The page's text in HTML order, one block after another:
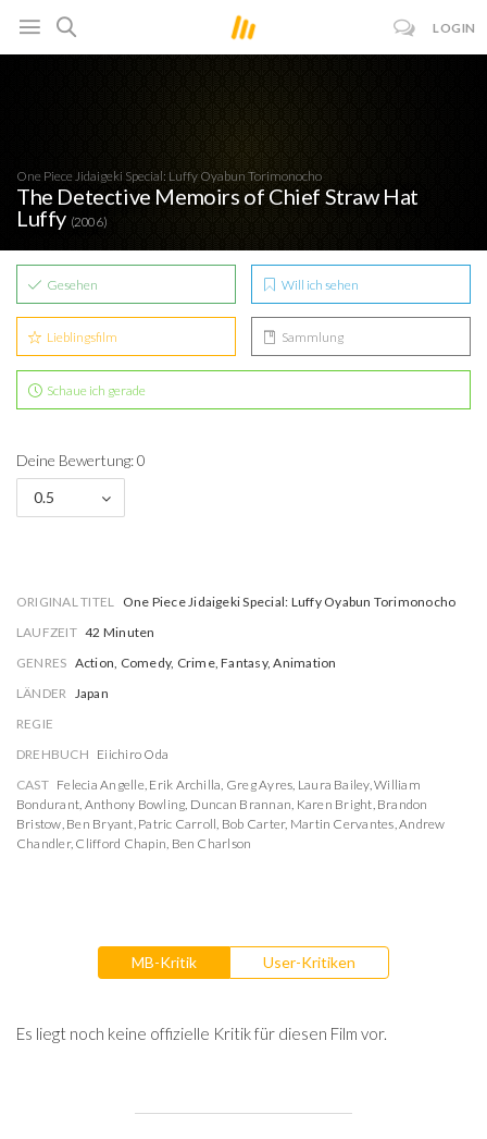
LOGIN
One Piece Jidaigeki Special: Luffy Oyabun Torimonocho
The Detective Memoirs of Chief Straw Hat
Luffy (2006)
Gesehen Will ich sehen
Lieblingsfilm Sammlung
Schaue ich gerade
Deine Bewertung: 0
0.5
ORIGINAL TITEL One Piece Jidaigeki Special: Luffy Oyabun Torimonocho
LAUFZEIT 42 Minuten
GENRES Action, Comedy, Crime, Fantasy, Animation
LÄNDER Japan
REGIE
DREHBUCH Eiichiro Oda
CAST Felecia Angelle, Erik Archilla, Greg Ayres, Laura Bailey,William
Bondurant, Anthony Bowling, Duncan Brannan, Karen Bright, Brandon
Bristow, Ben Bryant, Patric Carroll, Bob Carter, Martin Cervantes,Andrew
Chandler, Clifford Chapin, Ben Charlson
MB-Kritik User-Kritiken
Es liegt noch keine offizielle Kritik für diesen Film vor.